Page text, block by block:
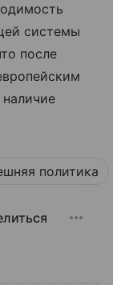
системы
после
политика